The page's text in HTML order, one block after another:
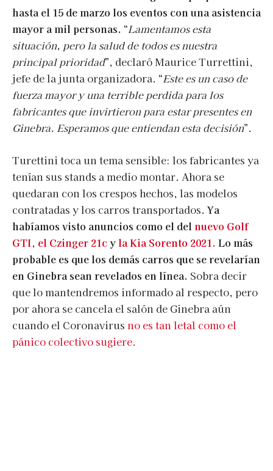
hasta el 15 de marzo los eventos con una asistencia
mayor a mil personas. “Lamentamos esta
situación, pero la salud de todos es nuestra
principal prioridad”, declaró Maurice Turrettini,
jefe de la junta organizadora. “Este es un caso de
fuerza mayor y una terrible perdida para los
fabricantes que invirtieron para estar presentes en
Ginebra. Esperamos que entiendan esta decisión”.
Turettini toca un tema sensible: los fabricantes ya
tenían sus stands a medio montar. Ahora se
quedaran con los crespos hechos, las modelos
contratadas y los carros transportados.Ya
habíamos visto anuncios como el del nuevo Golf
GTI, el Czinger 21cy la Kia Sorento 2021. Lo más
probable es que los demás carros que se revelarían
en Ginebra sean revelados en línea. Sobra decir
que lo mantendremos informado al respecto, pero
por ahora se cancela el salón de Ginebra aún
cuando el Coronavirus no es tan letal como el
pánico colectivo sugiere.